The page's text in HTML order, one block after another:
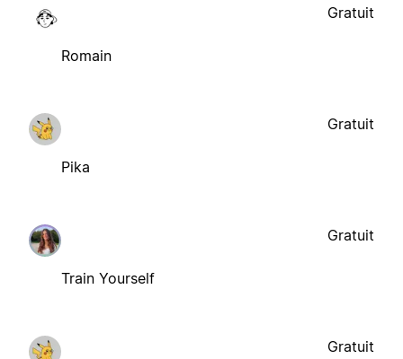
Romain
Gratuit
Pika
Gratuit
Train Yourself
Gratuit
Gratuit